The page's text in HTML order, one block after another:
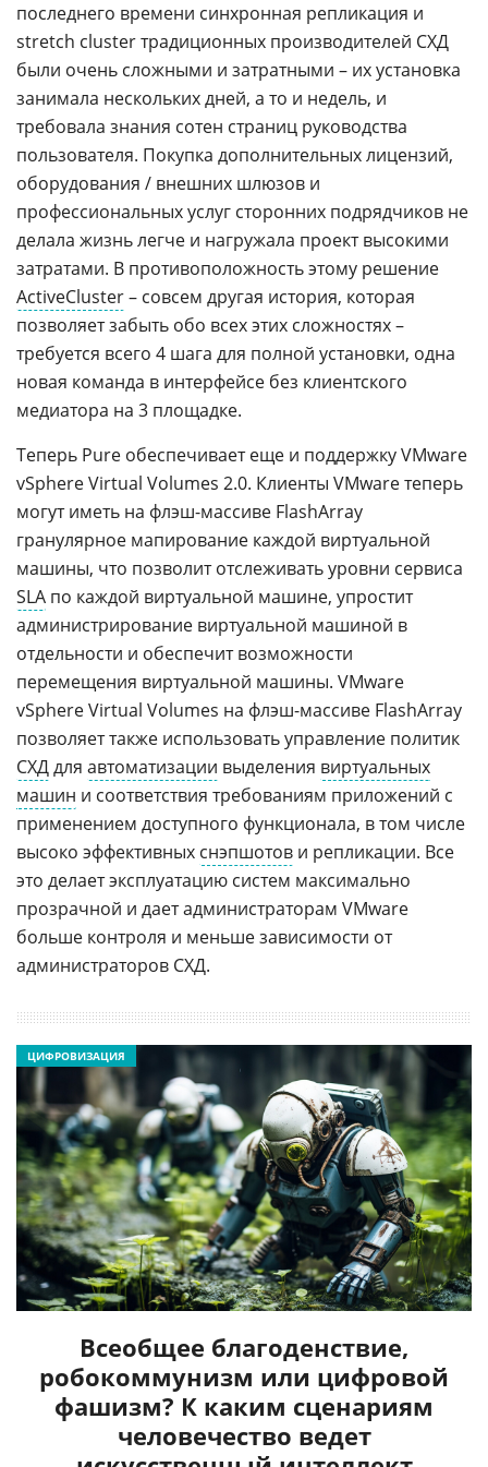
последнего времени синхронная репликация и
stretch cluster традиционных производителей СХД
были очень сложными и затратными – их установка
занимала нескольких дней, а то и недель, и
требовала знания сотен страниц руководства
пользователя. Покупка дополнительных лицензий,
оборудования / внешних шлюзов и
профессиональных услуг сторонних подрядчиков не
делала жизнь легче и нагружала проект высокими
затратами. В противоположность этому решение
ActiveCluster– совсем другая история, которая
позволяет забыть обо всех этих сложностях –
требуется всего 4 шага для полной установки, одна
новая команда в интерфейсе без клиентского
медиатора на 3 площадке.
Теперь Pure обеспечивает еще и поддержку VMware
vSphere Virtual Volumes 2.0. Клиенты VMware теперь
могут иметь на флэш-массиве FlashArray
гранулярное мапирование каждой виртуальной
машины, что позволит отслеживать уровни сервиса
SLA по каждой виртуальной машине, упростит
администрирование виртуальной машиной в
отдельности и обеспечит возможности
перемещения виртуальной машины. VMware
vSphere Virtual Volumes на флэш-массиве FlashArray
позволяет также использовать управление политик
СХДдля автоматизации выделения виртуальных
машин и соответствия требованиям приложений с
применением доступного функционала, в том числе
высоко эффективных снэпшотов и репликации. Все
это делает эксплуатацию систем максимально
прозрачной и дает администраторам VMware
больше контроля и меньше зависимости от
администраторов СХД.
Всеобщее благоденствие,
робокоммунизм или цифровой
фашизм? К каким сценариям
человечество ведет
ЦИФРОВИЗАЦИЯ